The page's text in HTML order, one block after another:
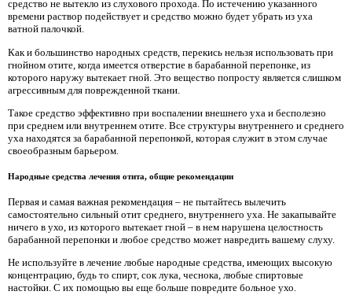
средство не вытекло из слухового прохода. По истечению указанного
времени раствор подействует и средство можно будет убрать из уха
ватной палочкой.
Как и большинство народных средств, перекись нельзя использовать при
гнойном отите, когда имеется отверстие в барабанной перепонке, из
которого наружу вытекает гной. Это вещество попросту является слишком
агрессивным для поврежденной ткани.
Такое средство эффективно при воспалении внешнего уха и бесполезно
при среднем или внутреннем отите. Все структуры внутреннего и среднего
уха находятся за барабанной перепонкой, которая служит в этом случае
своеобразным барьером.
Народные средства лечения отита, общие рекомендации
Первая и самая важная рекомендация – не пытайтесь вылечить
самостоятельно сильный отит среднего, внутреннего уха. Не закапывайте
ничего в ухо, из которого вытекает гной – в нем нарушена целостность
барабанной перепонки и любое средство может навредить вашему слуху.
Не используйте в лечение любые народные средства, имеющих высокую
концентрацию, будь то спирт, сок лука, чеснока, любые спиртовые
настойки. С их помощью вы еще больше повредите больное ухо.